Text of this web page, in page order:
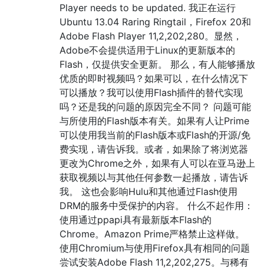
Player needs to be updated. 我正在运行
Ubuntu 13.04 Raring Ringtail，Firefox 20和
Adobe Flash Player 11,2,202,280。显然，
Adobe不会提供适用于Linux的更新版本的
Flash，仅提供安全更新。 那么，有人能够播放
优质的即时视频吗？如果可以，在什么情况下
可以播放？我可以使用Flash插件的替代实现
吗？还是我的问题的原因完全不同？ 问题可能
与所使用的Flash版本有关。如果有人让Prime
可以使用我当前的Flash版本或Flash的开源/免
费实现，请告诉我。或者，如果除了将浏览器
更改为Chrome之外，如果有人可以在亚马逊上
获取视频以与其他任何参数一起播放，请告诉
我。 这也会影响Hulu和其他通过Flash使用
DRM的服务中受保护的内容。 什么不起作用：
使用通过ppapi具有最新版本Flash的
Chrome。Amazon Prime严格禁止这样做。
使用Chromium与使用Firefox具有相同的问题
尝试安装Adobe Flash 11,2,202,275。与稀有